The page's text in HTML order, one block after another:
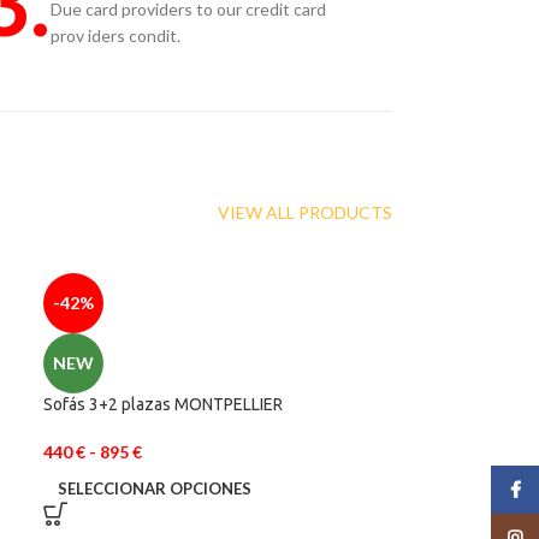
Due card providers to our credit card
prov iders condit.
VIEW ALL PRODUCTS
-42%
NEW
Sofás 3+2 plazas MONTPELLIER
440€ - 895€
SELECCIONAR OPCIONES